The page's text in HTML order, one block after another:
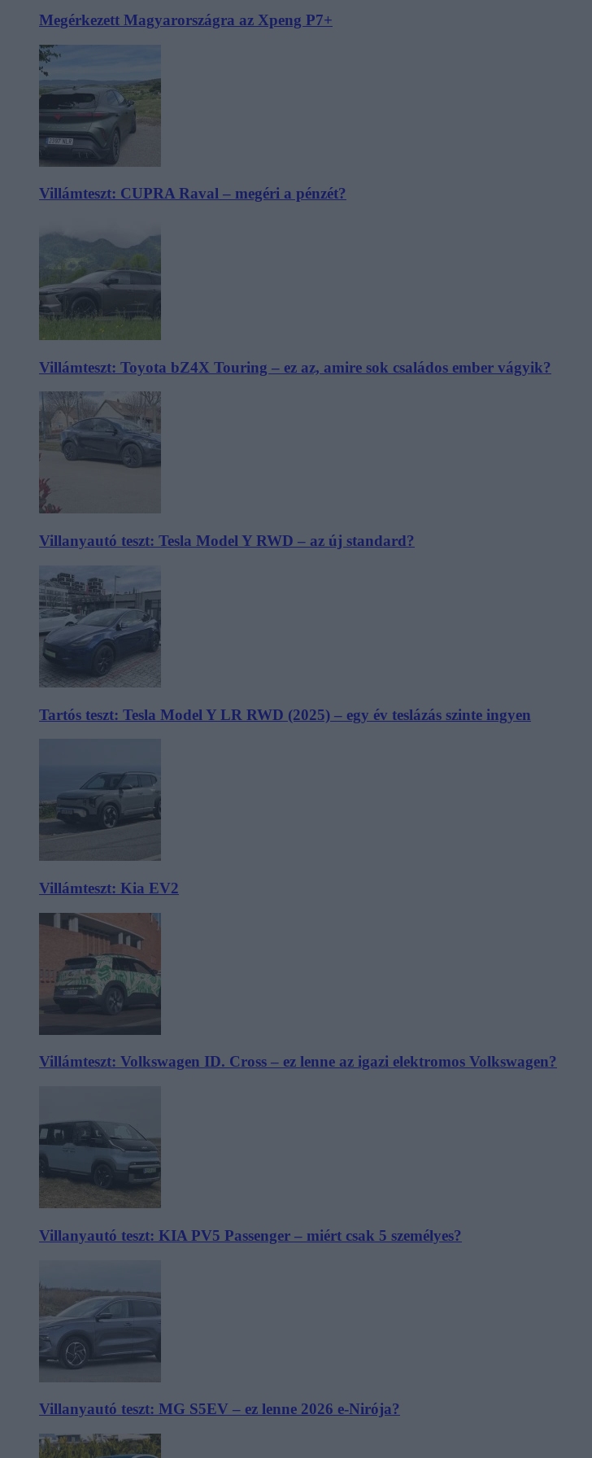
Megérkezett Magyarországra az Xpeng P7+
Villámteszt: CUPRA Raval – megéri a pénzét?
Villámteszt: Toyota bZ4X Touring – ez az, amire sok családos ember vágyik?
Villanyautó teszt: Tesla Model Y RWD – az új standard?
Tartós teszt: Tesla Model Y LR RWD (2025) – egy év teslázás szinte ingyen
Villámteszt: Kia EV2
Villámteszt: Volkswagen ID. Cross – ez lenne az igazi elektromos Volkswagen?
Villanyautó teszt: KIA PV5 Passenger – miért csak 5 személyes?
Villanyautó teszt: MG S5EV – ez lenne 2026 e-Nirója?